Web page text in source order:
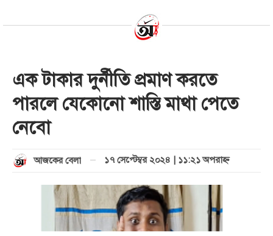
এক টাকার দুর্নীতি প্রমাণ করতে
পারলে যেকোনো শাস্তি মাথা পেতে
নেবো
আজকের বেলা ১৭ সেপ্টেম্বর ২০২৪ | ১১:২১ অপরাহ্ণ